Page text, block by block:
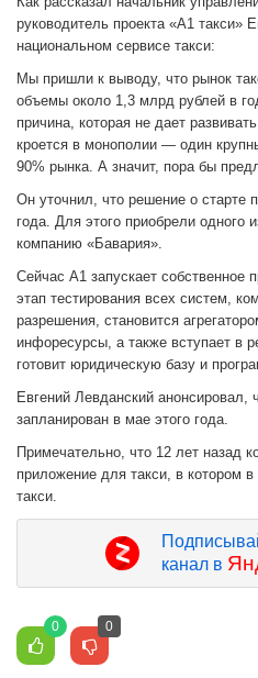
руководитель проекта «А1 такси»
национальном сервисе такси:
Мы пришли к выводу, что рынок
объемы около 1,3 млрд рублей в
причина, которая не дает
кроется в монополии — один
90% рынка. А значит, пора бы
Он уточнил, что решение о старте
года. Для этого приобрели одного
компанию «Бавария».
Сейчас А1 запускает собственное
этап тестирования всех систем,
разрешения, становится
инфоресурсы, а также вступает в
готовит юридическую базу и
Евгений Левданский анонсировал,
запланирован в мае этого года.
Примечательно, что 12 лет назад
приложение для такси, в котором
такси.
канал в
0 0